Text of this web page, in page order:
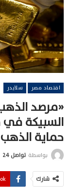
اقتصاد مصر سلايدر
«مرصد
السبيكة
حماية
بواسطة تواصل 24
شارك